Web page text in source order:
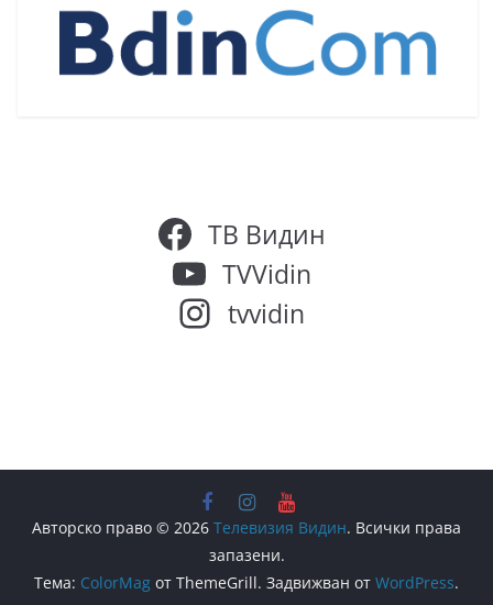
ТВ Видин
TVVidin
tvvidin
Авторско право © 2026 Телевизия Видин. Всички права
запазени.
Тема: ColorMag от ThemeGrill. Задвижван от WordPress.